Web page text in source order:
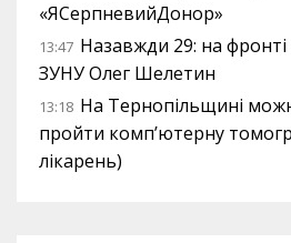
«ЯСерпневийДонор»
13:47 Назавжди 29: на
ЗУНУ Олег Шелетин
13:18 На Тернопільщині
пройти комп’ютерну
лікарень)